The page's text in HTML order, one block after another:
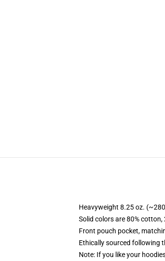
Heavyweight 8.25 oz.
Solid colors are 80%
Front pouch pocket,
Ethically sourced following
Note: If you like your